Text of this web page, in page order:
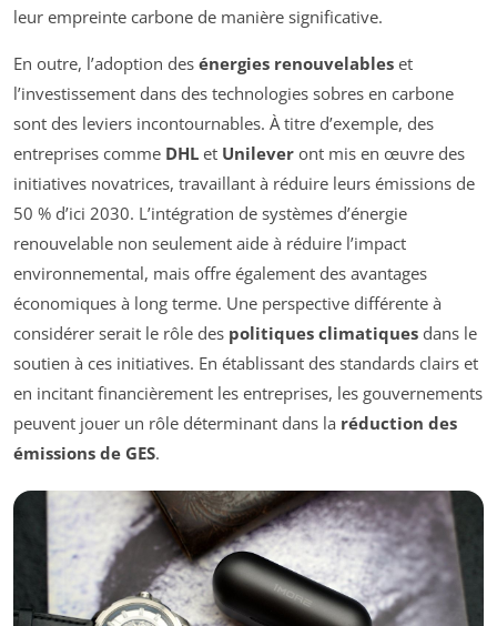
leur empreinte carbone de manière significative.
En outre, l’adoption des énergies renouvelables et
l’investissement dans des technologies sobres en carbone
sont des leviers incontournables. À titre d’exemple, des
entreprises comme DHL et Unilever ont mis en œuvre des
initiatives novatrices, travaillant à réduire leurs émissions de
50 % d’ici 2030. L’intégration de systèmes d’énergie
renouvelable non seulement aide à réduire l’impact
environnemental, mais offre également des avantages
économiques à long terme. Une perspective différente à
considérer serait le rôle des politiques climatiques dans le
soutien à ces initiatives. En établissant des standards clairs et
en incitant financièrement les entreprises, les gouvernements
peuvent jouer un rôle déterminant dans la réduction des
émissions de GES.